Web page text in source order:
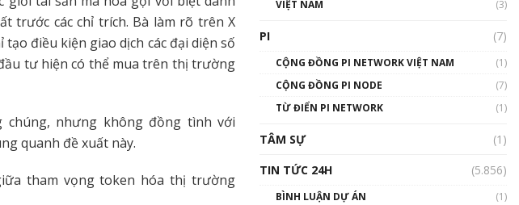
trước các chỉ trích. Bà làm rõ trên X
điều kiện giao dịch các đại diện số
tư hiện có thể mua trên thị trường
chúng, nhưng không đồng tình với
quanh đề xuất này.
tham vọng token hóa thị trường
01:32:59
Talkshow17: Mùa đông
Crypto – Chiếc khăn gió ấm
01:49:30
VIỆT NAM
(3)
PI (7)
CỘNG ĐỒNG PI NETWORK VIỆT NAM
(1)
CỘNG ĐỒNG PI NODE
(7)
TỪ ĐIỂN PI NETWORK
(1)
TÂM SỰ
(1)
TIN TỨC 24H
(5.856)
BÌNH LUẬN DỰ ÁN
(1)